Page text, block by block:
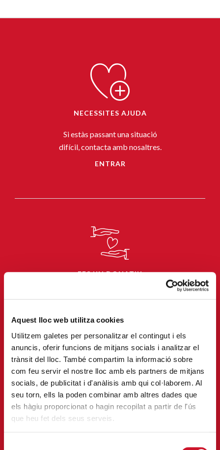
Aquest lloc web utilitza cookies
Utilitzem galetes per personalitzar el contingut i els
anuncis, oferir funcions de mitjans socials i analitzar el
trànsit del lloc. També compartim la informació sobre
com feu servir el nostre lloc amb els partners de mitjans
socials, de publicitat i d'anàlisis amb qui col·laborem. Al
seu torn, ells la poden combinar amb altres dades que
els hàgiu proporcionat o hagin recopilat a partir de l'ús
que heu fet dels seus serveis.
NECESSITES AJUDA
Si estàs passant una situació
difícil, contacta amb nosaltres.
ENTRAR
FES UN DONATIU
social.
ENTRAR